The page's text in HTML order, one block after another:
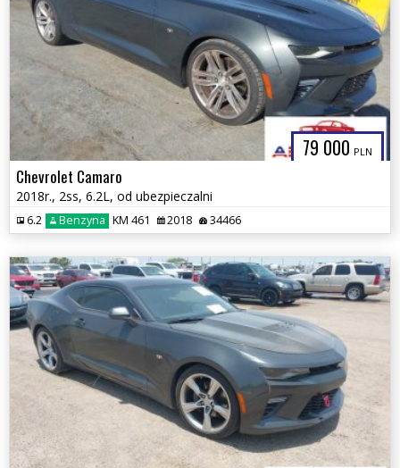
79 000 PLN
Chevrolet Camaro
2018r., 2ss, 6.2L, od ubezpieczalni
6.2 Benzyna KM 461 2018 34466